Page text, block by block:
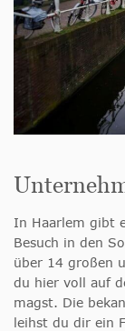
In Haarlem gibt
Besuch in den
über 14 großen
du hier voll auf
magst. Die
leihst du dir ein